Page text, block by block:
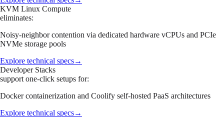
KVM Linux Compute
eliminates:
Noisy-neighbor contention via dedicated hardware vCPUs and PCIe
NVMe storage pools
Explore technical specs→
Developer Stacks
support one-click setups for:
Docker containerization and Coolify self-hosted PaaS architectures
Explore technical specs→